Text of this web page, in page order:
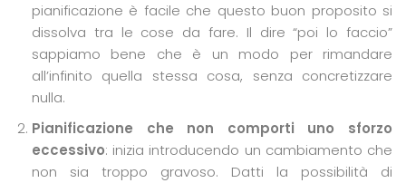
pianificazione è facile che questo buon proposito si
dissolva tra le cose da fare. Il dire “poi lo faccio”
sappiamo bene che è un modo per rimandare
all’infinito quella stessa cosa, senza concretizzare
nulla.
Pianificazione che non comporti uno sforzo
eccessivo: inizia introducendo un cambiamento che
non sia troppo gravoso. Datti la possibilità di